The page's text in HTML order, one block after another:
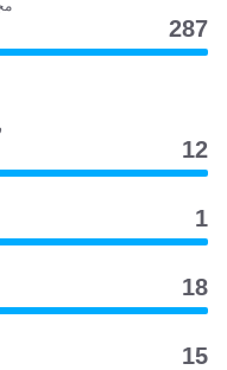
287
12
1
18
15